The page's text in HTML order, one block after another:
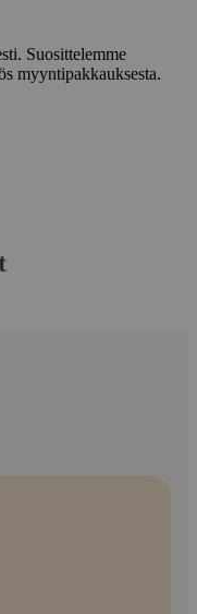
Suosittelemme
myyntipakkauksesta.